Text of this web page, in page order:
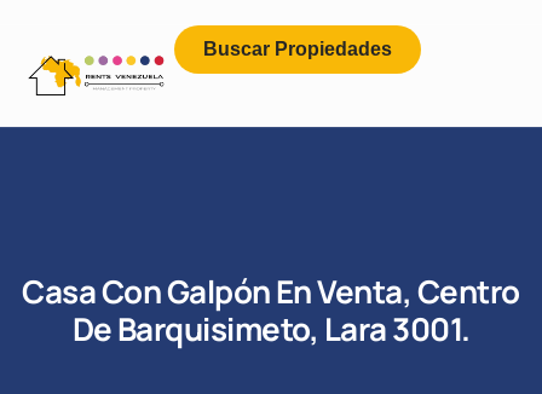
Buscar Propiedades
Casa Con Galpón En Venta, Centro
De Barquisimeto, Lara 3001.